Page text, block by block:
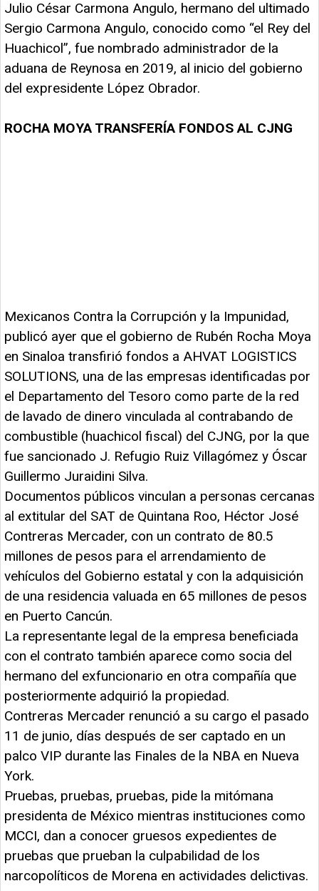
Julio César Carmona Angulo, hermano del ultimado
Sergio Carmona Angulo, conocido como “el Rey del
Huachicol”, fue nombrado administrador de la
aduana de Reynosa en 2019, al inicio del gobierno
del expresidente López Obrador.
ROCHA MOYA TRANSFERÍA FONDOS AL CJNG
Mexicanos Contra la Corrupción y la Impunidad,
publicó ayer que el gobierno de Rubén Rocha Moya
en Sinaloa transfirió fondos a AHVAT LOGISTICS
SOLUTIONS, una de las empresas identificadas por
el Departamento del Tesoro como parte de la red
de lavado de dinero vinculada al contrabando de
combustible (huachicol fiscal) del CJNG, por la que
fue sancionado J. Refugio Ruiz Villagómez y Óscar
Guillermo Juraidini Silva.
Documentos públicos vinculan a personas cercanas
al extitular del SAT de Quintana Roo, Héctor José
Contreras Mercader, con un contrato de 80.5
millones de pesos para el arrendamiento de
vehículos del Gobierno estatal y con la adquisición
de una residencia valuada en 65 millones de pesos
en Puerto Cancún.
La representante legal de la empresa beneficiada
con el contrato también aparece como socia del
hermano del exfuncionario en otra compañía que
posteriormente adquirió la propiedad.
Contreras Mercader renunció a su cargo el pasado
11 de junio, días después de ser captado en un
palco VIP durante las Finales de la NBA en Nueva
York.
Pruebas, pruebas, pruebas, pide la mitómana
presidenta de México mientras instituciones como
MCCI, dan a conocer gruesos expedientes de
pruebas que prueban la culpabilidad de los
narcopolíticos de Morena en actividades delictivas.